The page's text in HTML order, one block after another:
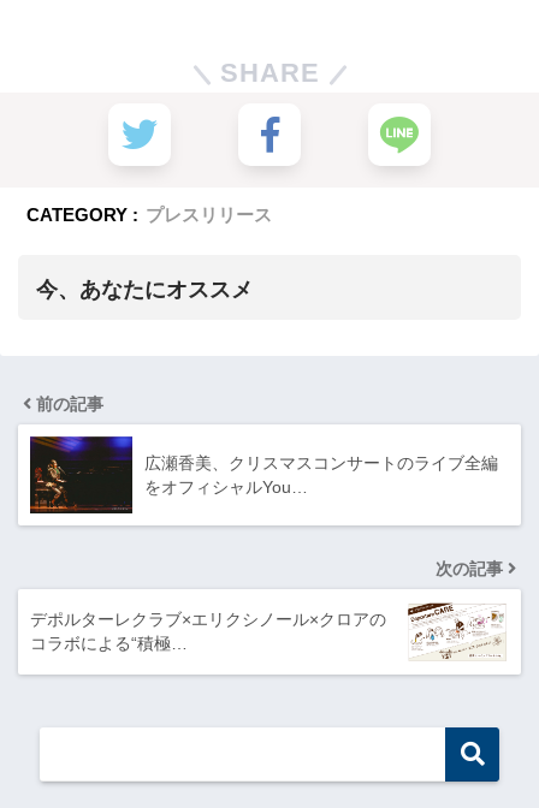
SHARE
CATEGORY : プレスリリース
今、あなたにオススメ
前の記事
広瀬香美、クリスマスコンサートのライブ全編
をオフィシャルYou…
次の記事
デポルターレクラブ×エリクシノール×クロアの
コラボによる“積極…